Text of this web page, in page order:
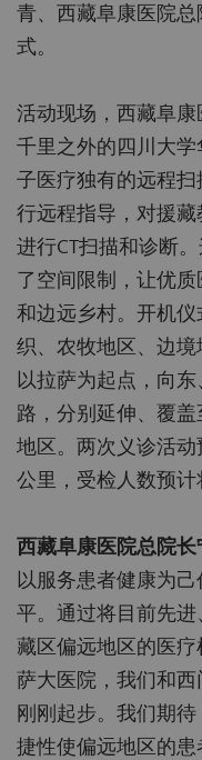
青、西藏阜康医院
式。
活动现场，西藏阜
千里之外的四川大
子医疗独有的远程
行远程指导，对援
进行CT扫描和诊断
了空间限制，让优
和边远乡村。开机仪
织、农牧地区、边境
以拉萨为起点，向
路，分别延伸、覆
地区。两次义诊活
公里，受检人数预计
西藏阜康医院总院长
以服务患者健康为
平。通过将目前先
藏区偏远地区的医
萨大医院，我们和西
刚刚起步。我们期
捷性使偏远地区的患